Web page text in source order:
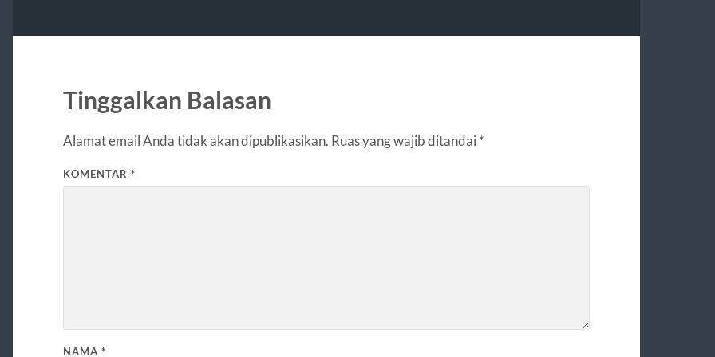
Tinggalkan Balasan
Alamat email Anda tidak akan dipublikasikan. Ruas yang wajib ditandai *
KOMENTAR *
NAMA *